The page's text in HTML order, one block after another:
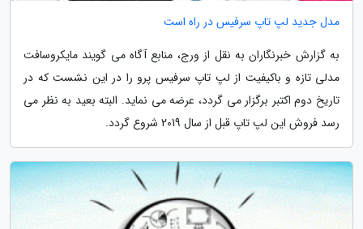
مدل جدید لپ تاپ سرفیس در راه است
به گزارش خبرنگاران به نقل از ورج، منابع آگاه می گویند مایکروسافت
مدلی تازه و باکیفیت از لپ تاپ سرفیس پرو را در این نشست که در
تاریخ دوم اکتبر برگزار می گردد، عرضه می نماید. البته بعید به نظر می
رسد فروش این لپ تاپ قبل از سال 2019 شروع گردد.